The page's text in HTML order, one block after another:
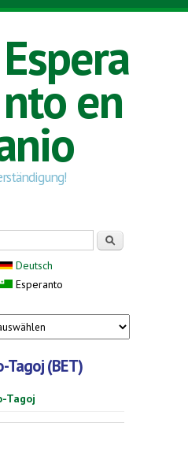
Espera
nto en
Deutsch
Esperanto
Tagoj (BET)
Tagoj